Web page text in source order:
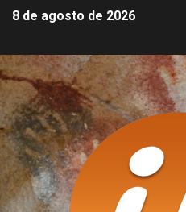
8 de agosto de 2026